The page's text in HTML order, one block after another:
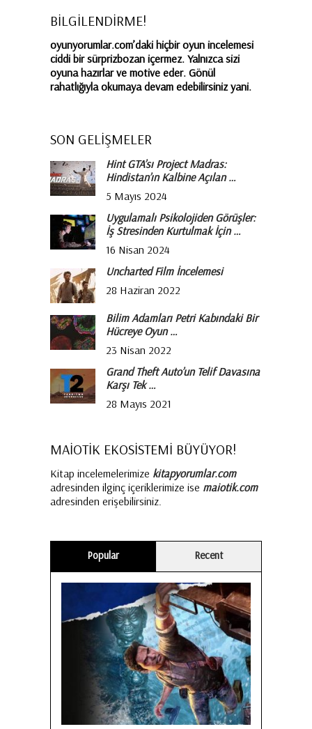
BİLGİLENDİRME!
oyunyorumlar.com’daki hiçbir oyun incelemesi
ciddi bir sürprizbozan içermez. Yalnızca sizi
oyuna hazırlar ve motive eder. Gönül
rahatlığıyla okumaya devam edebilirsiniz yani.
SON GELİŞMELER
Hint GTA’sı Project Madras:
Hindistan’ın Kalbine Açılan …
5 Mayıs 2024
Uygulamalı Psikolojiden Görüşler:
İş Stresinden Kurtulmak İçin …
16 Nisan 2024
Uncharted Film İncelemesi
28 Haziran 2022
Bilim Adamları Petri Kabındaki Bir
Hücreye Oyun …
23 Nisan 2022
Grand Theft Auto’un Telif Davasına
Karşı Tek …
28 Mayıs 2021
MAİOTİK EKOSİSTEMİ BÜYÜYOR!
Kitap incelemelerimize kitapyorumlar.com
adresinden ilginç içeriklerimize ise maiotik.com
adresinden erişebilirsiniz.
Popular Recent